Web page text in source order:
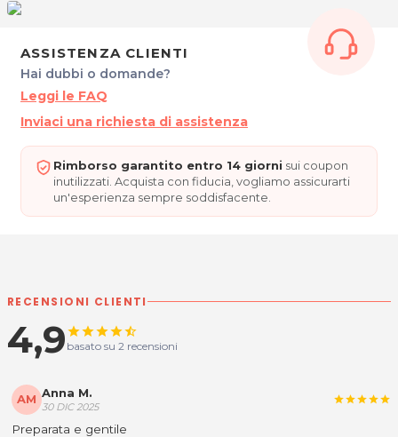
ASSISTENZA CLIENTI
Hai dubbi o domande?
Leggi le FAQ
Inviaci una richiesta di assistenza
Rimborso garantito entro 14 giorni sui coupon
inutilizzati. Acquista con fiducia, vogliamo assicurarti
un'esperienza sempre soddisfacente.
RECENSIONI CLIENTI
4,9starstarstarstarstar_half
basato su 2 recensioni
AM Anna M.
30 DIC 2025
starstarstarstarstar
Preparata e gentile